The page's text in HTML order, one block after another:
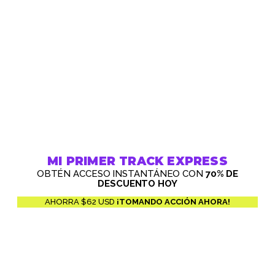
MI PRIMER TRACK EXPRESS
OBTÉN ACCESO INSTANTÁNEO CON 70% DE
DESCUENTO HOY
AHORRA $62 USD ¡TOMANDO ACCIÓN AHORA!